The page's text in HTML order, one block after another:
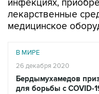
инфекциях,
лекарственные
медицинское
В МИРЕ
26 декабря 2020
Бердымухамедов
для борьбы c COVID-